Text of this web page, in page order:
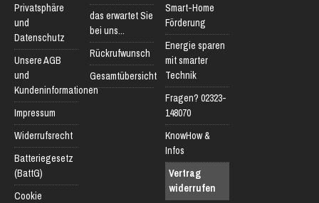
Privatsphäre
und
Datenschutz
Unsere AGB
und
Kundeninformationen
Impressum
Widerrufsrecht
Batteriegesetz
(BattG)
Cookie
das erwartet Sie
bei uns...
Rückrufwunsch
Gesamtübersicht
Smart-Home
Förderung
Energie sparen
mit smarter
Technik
Fragen? 02323-
148070
KnowHow &
Infos
Vertrag
widerrufen